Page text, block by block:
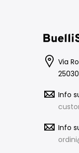
Via
Info
Info